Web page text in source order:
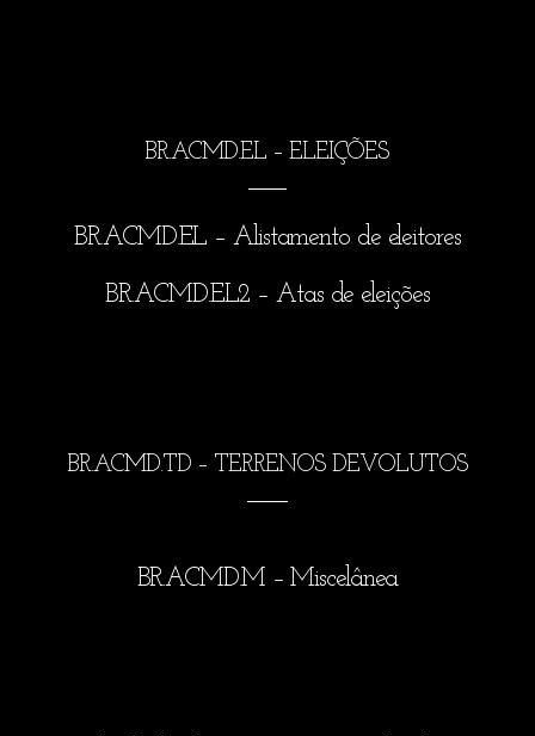
BR.ACMD.EL – ELEIÇÕES
BR.ACMD.EL – Alistamento de eleitores
BR.ACMD.EL2 – Atas de eleições
BR.ACMD.TD – TERRENOS DEVOLUTOS
BR.ACMD.M – Miscelânea